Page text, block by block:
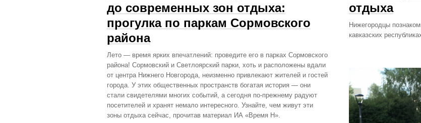
до современных зон отдыха:
прогулка по паркам Сормовского
района
Лето — время ярких впечатлений: проведите его в парках Сормовского
района! Сормовский и Светлоярский парки, хоть и расположены вдали
от центра Нижнего Новгорода, неизменно привлекают жителей и гостей
города. У этих общественных пространств богатая история — они
стали свидетелями многих событий, а сегодня по‑прежнему радуют
посетителей и хранят немало интересного. Узнайте, чем живут эти
зоны отдыха сейчас, прочитав материал ИА «Время Н».
отдыха
Нижегородцы
кавказских